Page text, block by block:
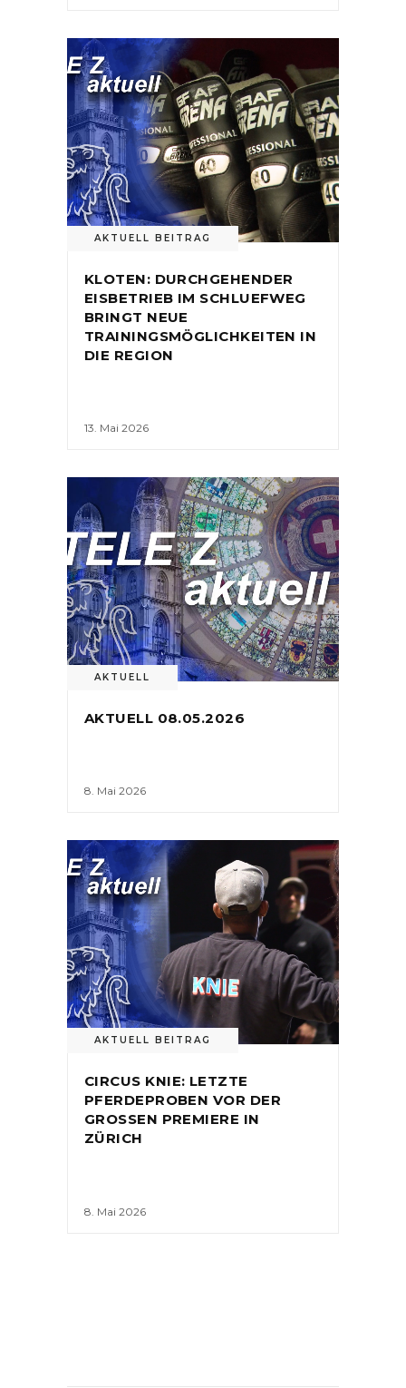
AKTUELL BEITRAG
KLOTEN: DURCHGEHENDER
EISBETRIEB IM SCHLUEFWEG
BRINGT NEUE
TRAININGSMÖGLICHKEITEN IN
DIE REGION
13. Mai 2026
AKTUELL
AKTUELL 08.05.2026
8. Mai 2026
AKTUELL BEITRAG
CIRCUS KNIE: LETZTE
PFERDEPROBEN VOR DER
GROSSEN PREMIERE IN
ZÜRICH
8. Mai 2026